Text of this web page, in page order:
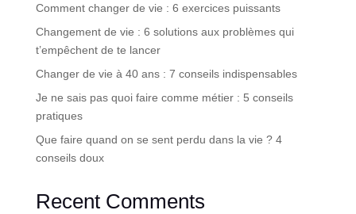
Comment changer de vie : 6 exercices puissants
Changement de vie : 6 solutions aux problèmes qui
t’empêchent de te lancer
Changer de vie à 40 ans : 7 conseils indispensables
Je ne sais pas quoi faire comme métier : 5 conseils
pratiques
Que faire quand on se sent perdu dans la vie ? 4
conseils doux
Recent Comments